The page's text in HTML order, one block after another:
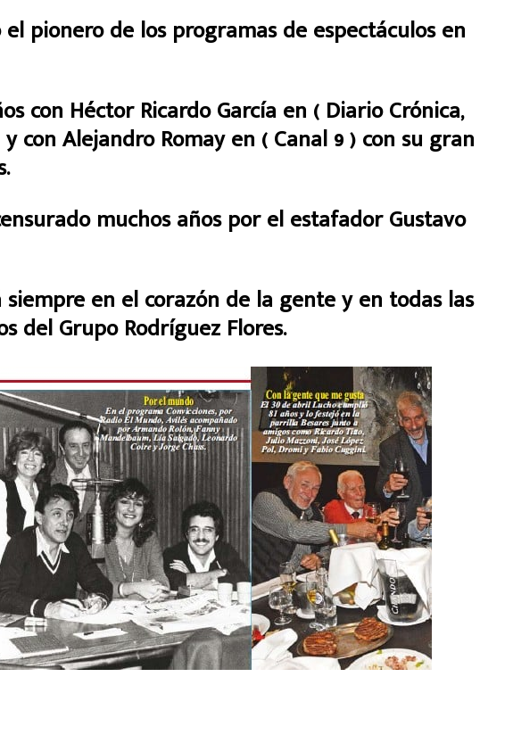
el pionero de los programas de espectáculos en
con Héctor Ricardo García en ( Diario Crónica,
con Alejandro Romay en ( Canal 9 ) con su gran
muchos años por el estafador Gustavo
en el corazón de la gente y en todas las
del Grupo Rodríguez Flores.